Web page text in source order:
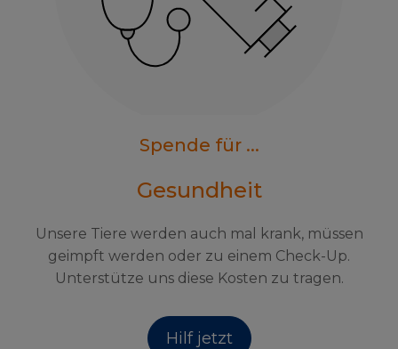
Spende für ...
Gesundheit
Unsere Tiere werden auch mal krank, müssen
geimpft werden oder zu einem Check-Up.
Unterstütze uns diese Kosten zu tragen.
Hilf jetzt